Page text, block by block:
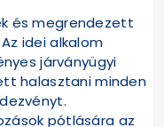
és megrendezett
idei alkalom
járványügyi
halasztani minden
pótlására az